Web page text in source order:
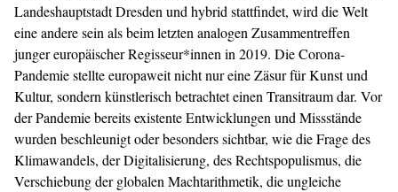
Landeshauptstadt Dresden und hybrid stattfindet, wird die Welt
eine andere sein als beim letzten analogen Zusammentreffen
junger europäischer Regisseur*innen in 2019. Die Corona-
Pandemie stellte europaweit nicht nur eine Zäsur für Kunst und
Kultur, sondern künstlerisch betrachtet einen Transitraum dar. Vor
der Pandemie bereits existente Entwicklungen und Missstände
wurden beschleunigt oder besonders sichtbar, wie die Frage des
Klimawandels, der Digitalisierung, des Rechtspopulismus, die
Verschiebung der globalen Machtarithmetik, die ungleiche